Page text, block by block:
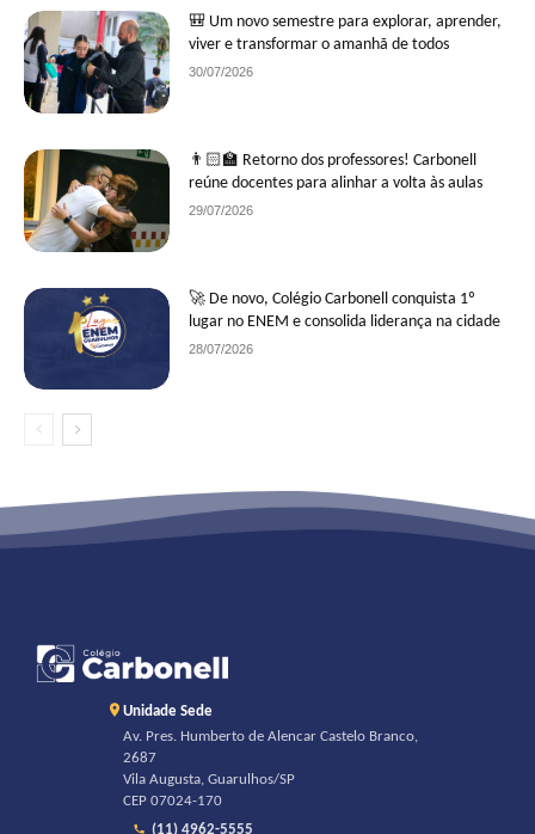
🎒 Um novo semestre para explorar, aprender,
viver e transformar o amanhã de todos
30/07/2026
👨🏻‍🏫 Retorno dos professores! Carbonell
reúne docentes para alinhar a volta às aulas
29/07/2026
🚀 De novo, Colégio Carbonell conquista 1º
lugar no ENEM e consolida liderança na cidade
28/07/2026
Unidade Sede
Av. Pres. Humberto de Alencar Castelo Branco,
2687
Vila Augusta, Guarulhos/SP
CEP 07024-170
(11) 4962-5555